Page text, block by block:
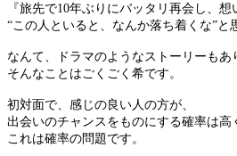
『旅先で10年ぶりにバッタリ再会し、
“この人といると、なんか落ち着くな”と
なんて、ドラマのようなストーリーもあ
そんなことはごくごく希です。
初対面で、感じの良い人の方が、
出会いのチャンスをものにする確率は高
これは確率の問題です。